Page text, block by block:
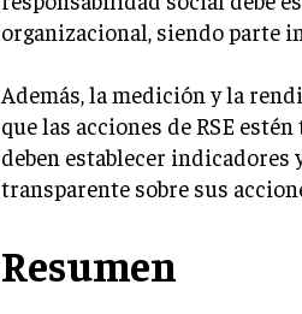
organizacional, siendo parte
Además, la medición y la
que las acciones de RSE
deben establecer indicadores
transparente sobre sus
Resumen